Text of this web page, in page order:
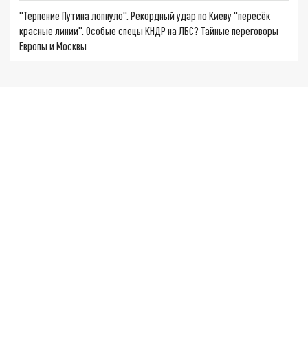
"Терпение Путина лопнуло". Рекордный удар по Киеву "пересёк
красные линии". Особые спецы КНДР на ЛБС? Тайные переговоры
Европы и Москвы